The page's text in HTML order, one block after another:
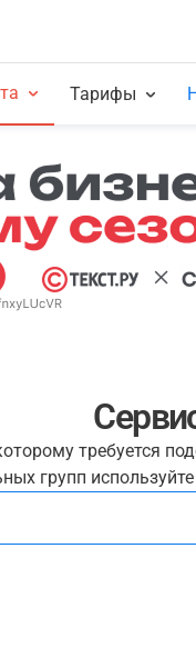
Тарифы
требуется
групп